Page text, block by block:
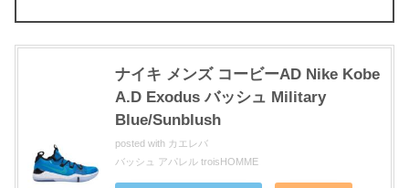
ナイキ メンズ コービーAD Nike Kobe
A.D Exodus バッシュ Military
Blue/Sunblush
posted with カエレバ
バッシュ アパレル troisHOMME